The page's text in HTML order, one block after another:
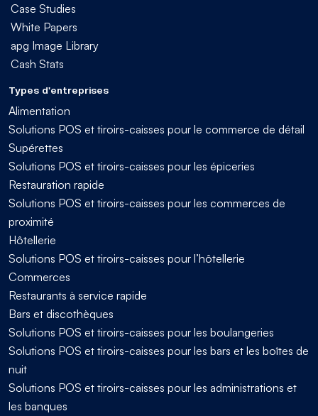
Case Studies
White Papers
apg Image Library
Cash Stats
Types d'entreprises
Alimentation
Solutions POS et tiroirs-caisses pour le commerce de détail
Supérettes
Solutions POS et tiroirs-caisses pour les épiceries
Restauration rapide
Solutions POS et tiroirs-caisses pour les commerces de
proximité
Hôtellerie
Solutions POS et tiroirs-caisses pour l’hôtellerie
Commerces
Restaurants à service rapide
Bars et discothèques
Solutions POS et tiroirs-caisses pour les boulangeries
Solutions POS et tiroirs-caisses pour les bars et les boîtes de
nuit
Solutions POS et tiroirs-caisses pour les administrations et
les banques